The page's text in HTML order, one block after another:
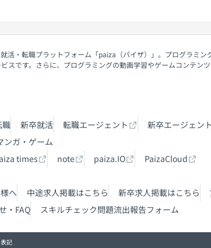
活・転職プラットフォーム「paiza（パイザ）」。プログラミ
スです。さらに、プログラミングの動画学習やゲームコンテンツ
職 新卒就活 転職エージェント 新卒エージェント
ンガ・ゲーム
times note paiza.IO
PaizaCloud
へ 中途求人掲載はこちら 新卒求人掲載はこちら
・FAQ スキルチェック問題流出報告フォーム
記